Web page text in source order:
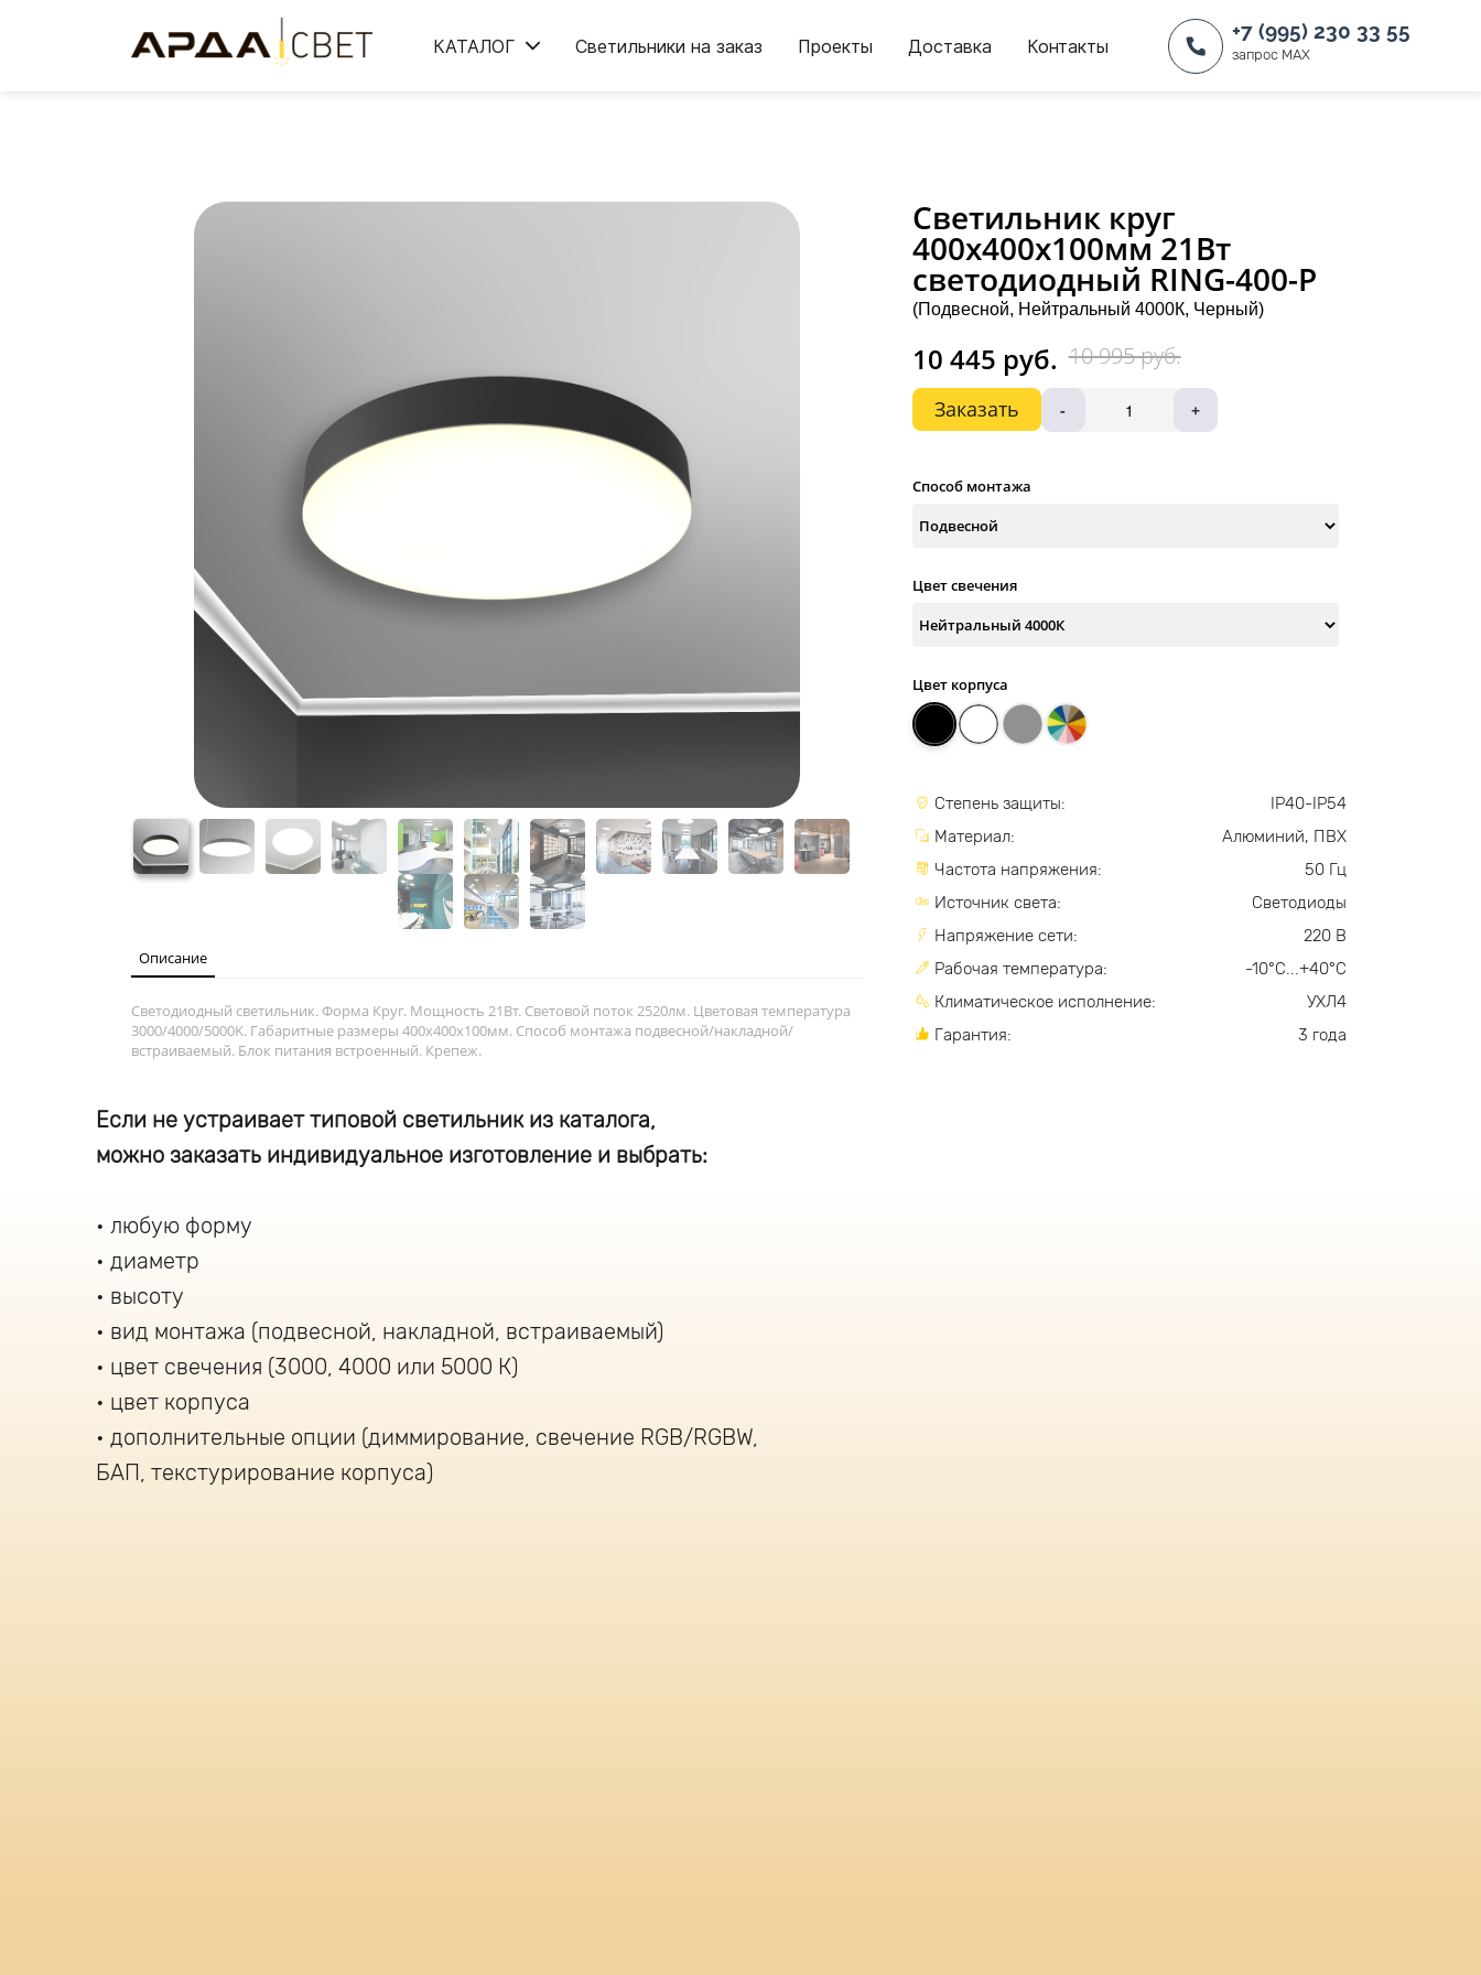
КАТАЛОГ Светильники на заказ Проекты Доставка Контакты
+7 (995) 230 33 55
запрос MAX
Светильник круг
400х400х100мм 21Вт
светодиодный RING-400-P
(Подвесной, Нейтральный 4000К, Черный)
10 445 руб. 10 995 руб.
Заказать - +
Способ монтажа
Цвет свечения
Цвет корпуса
Степень защиты:
IP40-IP54
Материал:
Алюминий, ПВХ
Частота напряжения:
50 Гц
Источник света:
Светодиоды
Напряжение сети:
220 В
Рабочая температура:
-10°С...+40°С
Климатическое исполнение:
УХЛ4
Гарантия:
3 года
Описание
Светодиодный светильник. Форма Круг. Мощность 21Вт. Световой поток 2520лм. Цветовая температура
3000/4000/5000K. Габаритные размеры 400х400х100мм. Способ монтажа подвесной/накладной/
встраиваемый. Блок питания встроенный. Крепеж.
Если не устраивает типовой светильник из каталога,
можно заказать индивидуальное изготовление и выбрать:
любую форму
диаметр
высоту
вид монтажа (подвесной, накладной, встраиваемый)
цвет свечения (3000, 4000 или 5000 К)
цвет корпуса
дополнительные опции (диммирование, свечение RGB/RGBW,
БАП, текстурирование корпуса)